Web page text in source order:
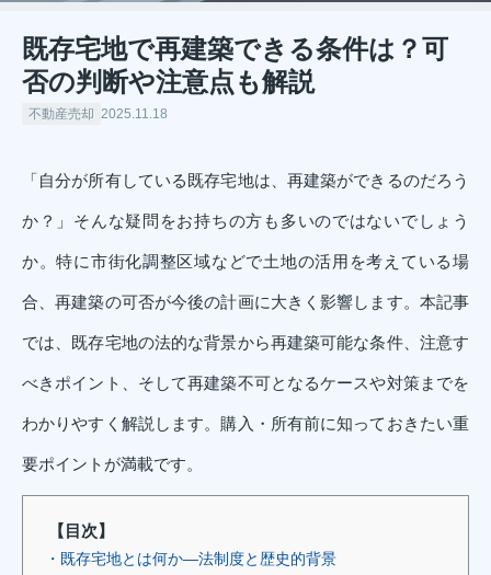
既存宅地で再建築できる条件は？可
否の判断や注意点も解説
不動産売却 2025.11.18
「自分が所有している既存宅地は、再建築ができるのだろう
か？」そんな疑問をお持ちの方も多いのではないでしょう
か。特に市街化調整区域などで土地の活用を考えている場
合、再建築の可否が今後の計画に大きく影響します。本記事
では、既存宅地の法的な背景から再建築可能な条件、注意す
べきポイント、そして再建築不可となるケースや対策までを
わかりやすく解説します。購入・所有前に知っておきたい重
要ポイントが満載です。
【目次】
・既存宅地とは何か―法制度と歴史的背景